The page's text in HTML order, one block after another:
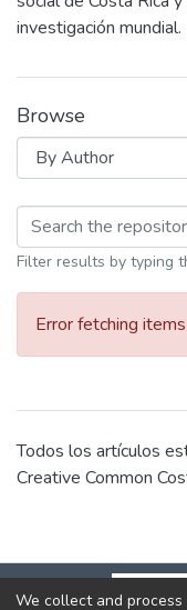
investigación mundial.
Browse
Browsing
Filter results by typing
Error fetching items
Todos los artículos
Creative Common
We collect and